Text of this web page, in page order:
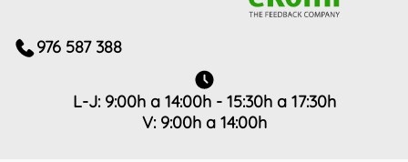
976 587 388
L-J: 9:00h a 14:00h - 15:30h a 17:30h
V: 9:00h a 14:00h